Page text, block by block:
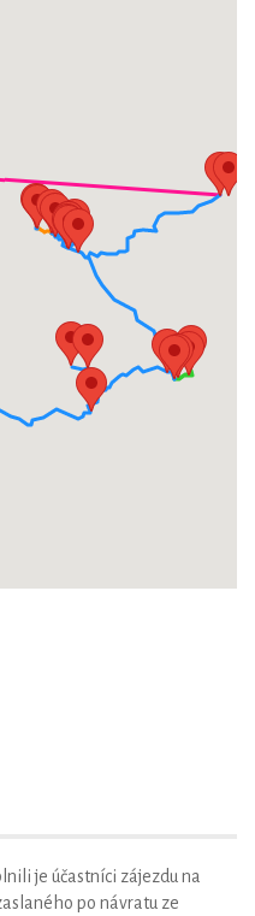
je účastníci zájezdu na
po návratu ze